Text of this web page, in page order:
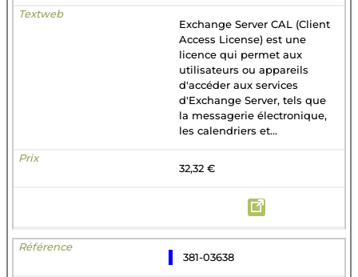
Exchange Server CAL (Client
Access License) est une
licence qui permet aux
utilisateurs ou appareils
d'accéder aux services
d'Exchange Server, tels que
la messagerie électronique,
les calendriers et...
32,32 €
381-03638